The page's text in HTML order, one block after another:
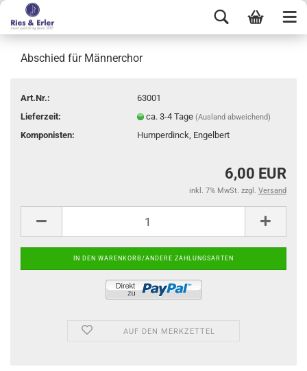
Abschied für Männerchor
Art.Nr.:
63001
Lieferzeit:
ca. 3-4 Tage(Ausland abweichend)
Komponisten: Humperdinck, Engelbert
6,00 EUR
inkl. 7% MwSt. zzgl. Versand
AUF DEN MERKZETTEL